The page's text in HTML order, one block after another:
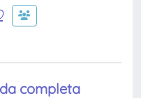
completa